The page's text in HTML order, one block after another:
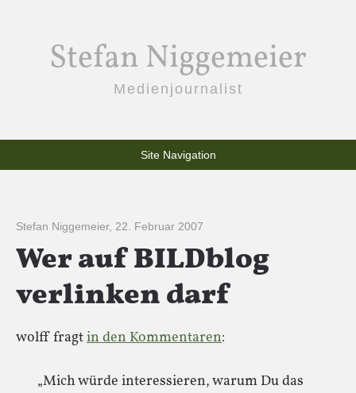
Stefan Niggemeier
Medienjournalist
Site Navigation
Stefan Niggemeier, 22. Februar 2007
Wer auf BILDblog
verlinken darf
wolff fragtin den Kommentaren:
„Mich würde interessieren, warum Du das